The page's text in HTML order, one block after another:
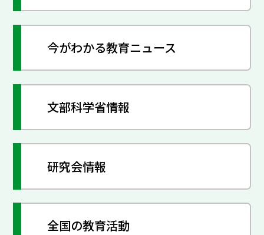
今がわかる教育ニュース
文部科学省情報
研究会情報
全国の教育活動